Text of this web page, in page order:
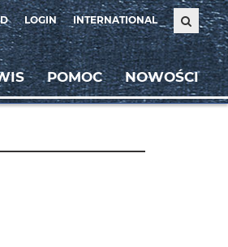
LOGIN INTERNATIONAL
POMOC NOWOŚCI